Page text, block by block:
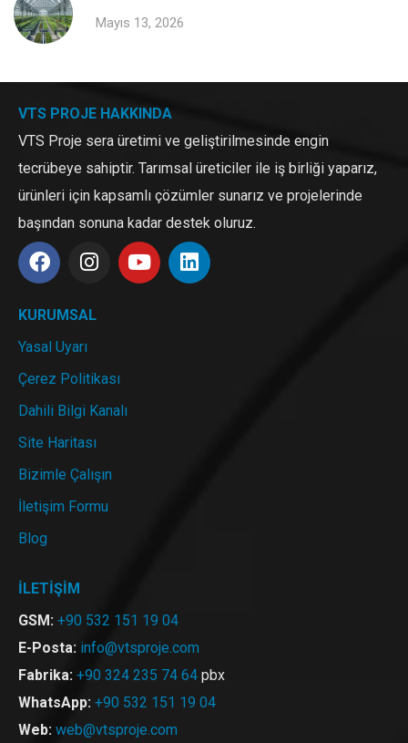
Mayıs 13, 2026
VTS PROJE HAKKINDA
VTS Proje sera üretimi ve geliştirilmesinde engin
tecrübeye sahiptir. Tarımsal üreticiler ile iş birliği yaparız,
ürünleri için kapsamlı çözümler sunarız ve projelerinde
başından sonuna kadar destek oluruz.
KURUMSAL
Yasal Uyarı
Çerez Politikası
Dahili Bilgi Kanalı
Site Haritası
Bizimle Çalışın
İletişim Formu
Blog
İLETİŞİM
GSM: +90 532 151 19 04
E-Posta: info@vtsproje.com
Fabrika: +90 324 235 74 64 pbx
WhatsApp: +90 532 151 19 04
Web: web@vtsproje.com